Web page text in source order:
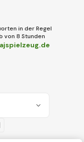
in der Regel
von 8 Stunden